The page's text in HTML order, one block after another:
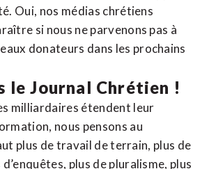
Oui, nos médias chrétiens
si nous ne parvenons pas à
donateurs dans les prochains
le Journal Chrétien !
milliardaires étendent leur
nous pensons au
plus de travail de terrain, plus de
plus de pluralisme, plus